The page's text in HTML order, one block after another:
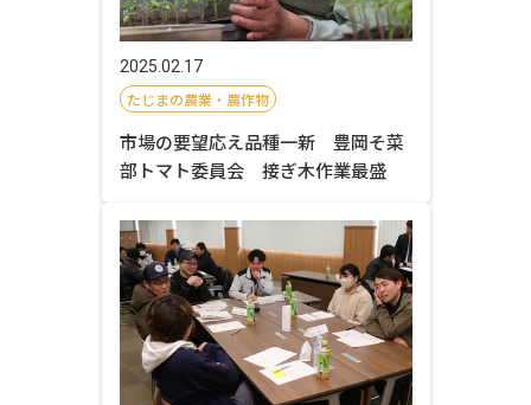
2025.02.17
たじまの農業・農作物
市場の要望応え品種一新 豊岡そ菜
部トマト委員会 接ぎ木作業最盛